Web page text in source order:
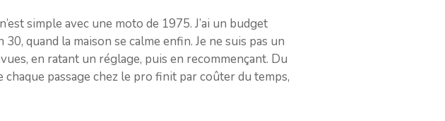
simple avec une moto de 1975. J’ai un budget
quand la maison se calme enfin. Je ne suis pas un
en ratant un réglage, puis en recommençant. Du
passage chez le pro finit par coûter du temps,